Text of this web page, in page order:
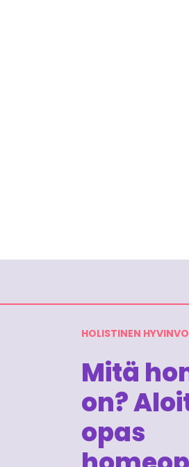
HOLISTINEN
Mitä
on?
opas